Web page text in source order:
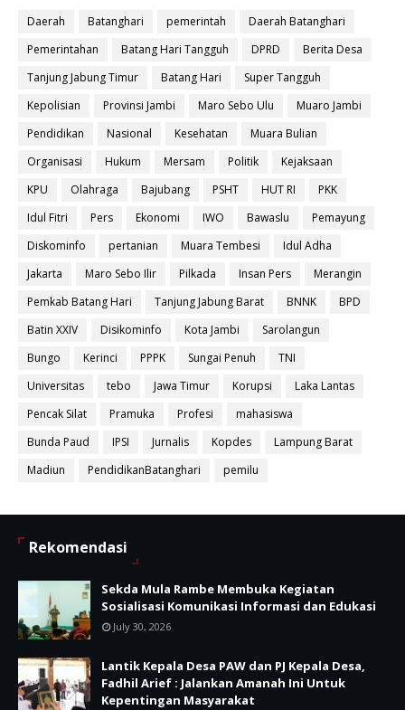
Daerah Batanghari pemerintah
Daerah Batanghari
Pemerintahan
Batang Hari Tangguh DPRD
Berita Desa
Tanjung Jabung Timur
Batang Hari
Super Tangguh
Kepolisian
Provinsi Jambi Maro Sebo Ulu
Muaro Jambi
Pendidikan
Nasional Kesehatan
Muara Bulian
Organisasi
Hukum Mersam Politik
Kejaksaan
KPU
Olahraga Bajubang PSHT HUT RI
PKK
Idul Fitri
Pers Ekonomi IWO Bawaslu
Pemayung
Diskominfo
pertanian Muara Tembesi
Idul Adha
Jakarta
Maro Sebo Ilir Pilkada Insan Pers
Merangin
Pemkab Batang Hari
Tanjung Jabung Barat BNNK
BPD
Batin XXIV
Disikominfo Kota Jambi
Sarolangun
Bungo
Kerinci PPPK Sungai Penuh
TNI
Universitas
tebo Jawa Timur Korupsi
Laka Lantas
Pencak Silat
Pramuka Profesi
mahasiswa
Bunda Paud
IPSI Jurnalis Kopdes
Lampung Barat
Madiun
PendidikanBatanghari pemilu
Rekomendasi
Sekda Mula Rambe Membuka Kegiatan
Sosialisasi Komunikasi Informasi dan Edukasi
July 30, 2026
Lantik Kepala Desa PAW dan PJ Kepala Desa,
Fadhil Arief : Jalankan Amanah Ini Untuk
Kepentingan Masyarakat